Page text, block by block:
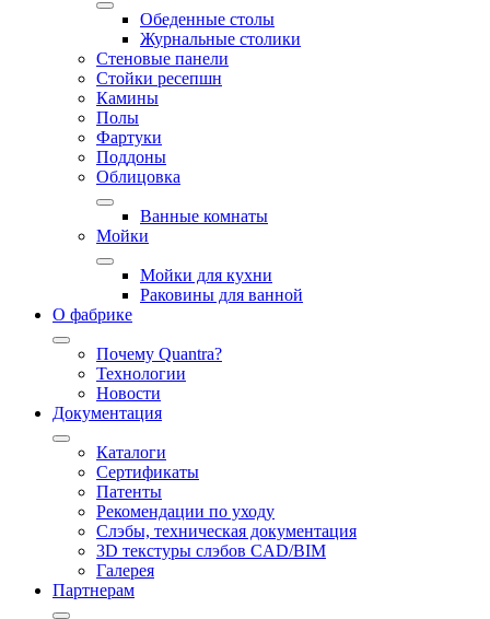
Обеденные столы
Журнальные столики
Стеновые панели
Стойки ресепшн
Камины
Полы
Фартуки
Поддоны
Облицовка
Ванные комнаты
Мойки
Мойки для кухни
Раковины для ванной
О фабрике
Почему Quantra?
Технологии
Новости
Документация
Каталоги
Сертификаты
Патенты
Рекомендации по уходу
Слэбы, техническая документация
3D текстуры слэбов CAD/BIM
Галерея
Партнерам